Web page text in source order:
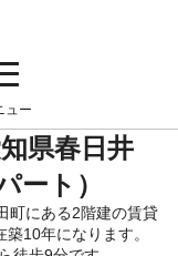
ュー
県春日井
ート）
町にある2階建の賃貸
10年になります。